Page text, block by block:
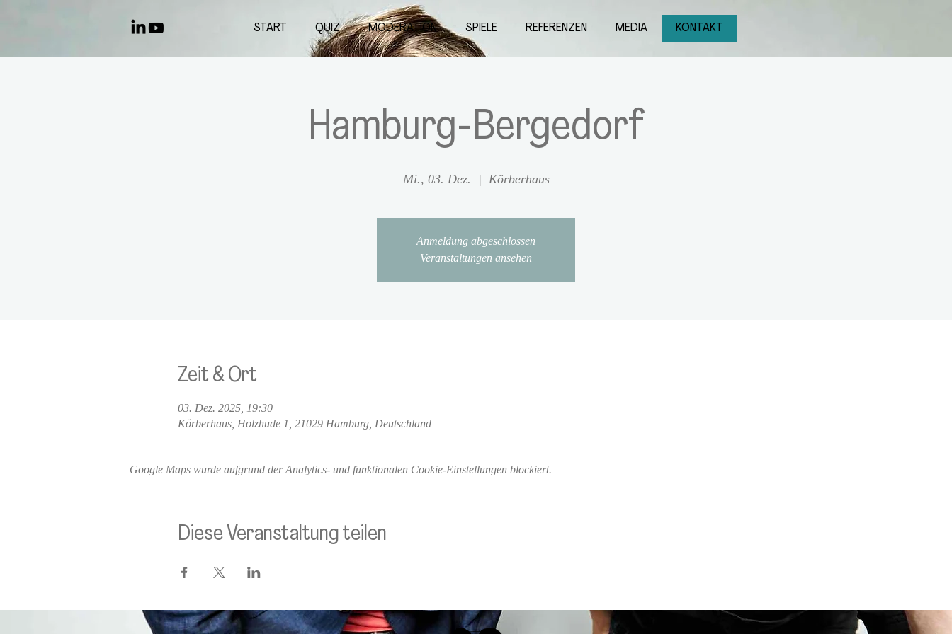
START QUIZ MODERATION SPIELE REFERENZEN MEDIA KONTAKT
Hamburg-Bergedorf
Mi., 03. Dez.
  |
Körberhaus
Anmeldung abgeschlossen
Veranstaltungen ansehen
Zeit & Ort
03. Dez. 2025, 19:30
Körberhaus, Holzhude 1, 21029 Hamburg, Deutschland
Google Maps wurde aufgrund der Analytics- und funktionalen Cookie-Einstellungen blockiert.
Diese Veranstaltung teilen